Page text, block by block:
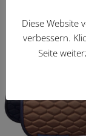
Angebot!
Diese Website
verbessern.
Seite